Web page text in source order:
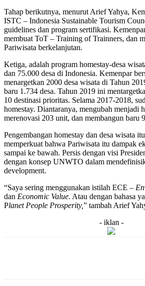
Tahap berikutnya, menurut Arief Yahya,
ISTC – Indonesia Sustainable Tourism
guidelines dan program sertifikasi.
membuat ToT – Training of Trainners, dan
Pariwisata berkelanjutan.
Ketiga, adalah program homestay-desa
dan 75.000 desa di Indonesia. Kemenpar
menargetkan 2000 desa wisata di Tahun
baru 1.734 desa. Tahun 2019 ini
10 destinasi prioritas. Selama 2017-2018,
homestay. Diantaranya, mengubah menjadi
merenovasi 203 unit, dan membangun baru
Pengembangan homestay dan desa wisata
memperkuat bahwa Pariwisata itu dampak
sampai ke bawah. Persis dengan visi
dengan konsep UNWTO dalam
development.
“Saya sering menggunakan istilah ECE –
dan Economic Value. Atau dengan bahasa
Planet People Prosperity,” tambah Arief
- iklan -